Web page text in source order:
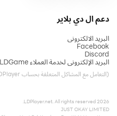
دعم ال دي بلاير
البريد الالكتروني
Facebook
Discord
البريد الإلكتروني لخدمة العملاء LDGame
(التعامل مع المشاكل المتعلقة بحساب LDPlayer والشحن)
2026 LDPlayer.net. All rights reserved.
JUST OKAY LIMITED